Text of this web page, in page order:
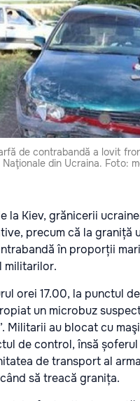
de contrabandă a lovit
din Ucraina. Foto:
la Kiev, grănicerii
precum că la graniță
în proporții
militarilor.
orei 17.00, la punctul
un microbuz
Militarii au blocat cu
de control, însă
de transport al
să treacă granița.